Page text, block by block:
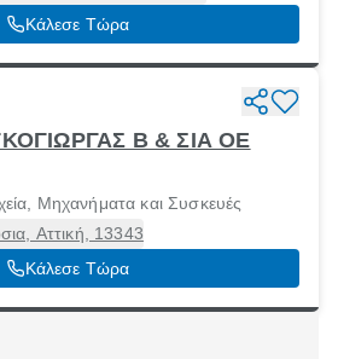
Κάλεσε Τώρα
Β & ΣΙΑ ΟΕ
Μηχανήματα και Συσκευές
Αττική, 13343
Κάλεσε Τώρα